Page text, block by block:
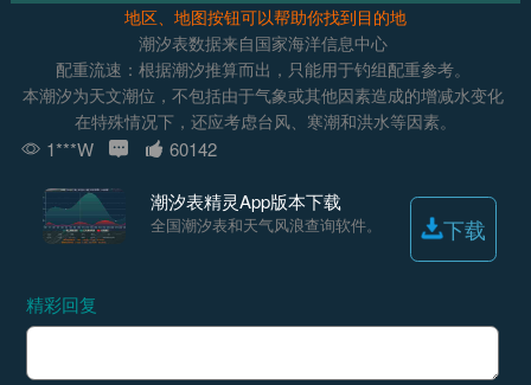
地区、地图按钮可以帮助你找到目的地
潮汐表数据来自国家海洋信息中心
配重流速：根据潮汐推算而出，只能用于钓组配重参考。
本潮汐为天文潮位，不包括由于气象或其他因素造成的增减水变化
在特殊情况下，还应考虑台风、寒潮和洪水等因素。
1***W 60142
潮汐表精灵App版本下载
全国潮汐表和天气风浪查询软件。 下载
精彩回复